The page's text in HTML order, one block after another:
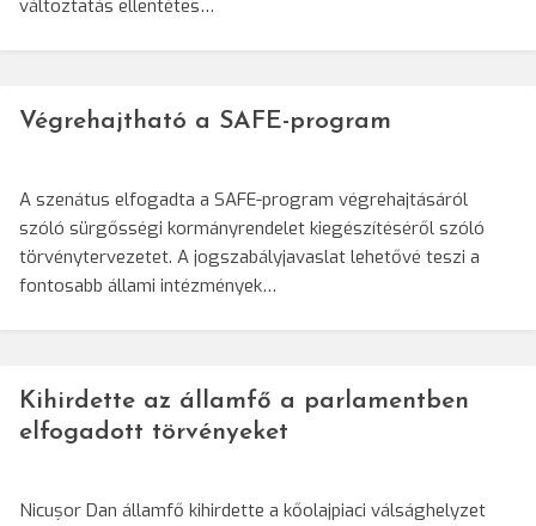
változtatás ellentétes…
Végrehajtható a SAFE-program
A szenátus elfogadta a SAFE-program végrehajtásáról
szóló sürgősségi kormányrendelet kiegészítéséről szóló
törvénytervezetet. A jogszabályjavaslat lehetővé teszi a
fontosabb állami intézmények…
Kihirdette az államfő a parlamentben
elfogadott törvényeket
Nicușor Dan államfő kihirdette a kőolajpiaci válsághelyzet